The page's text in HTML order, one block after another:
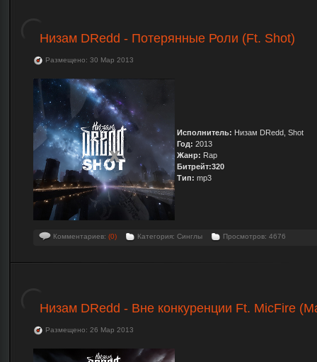
Низам DRedd - Потерянные Роли (Ft. Shot)
Размещено: 30 Мар 2013
Исполнитель: Низам DRedd, Shot
Год: 2013
Жанр: Rap
Битрейт:320
Тип: mp3
Комментариев: (0) Категория: Синглы Просмотров: 4676
Низам DRedd - Вне конкуренции Ft. MicFire
Размещено: 26 Мар 2013